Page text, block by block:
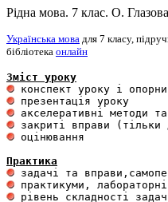
Рідна мова. 7 клас. О.
Українська мова для 7 класу,
бібліотека онлайн
Зміст уроку
оцінювання
Практика